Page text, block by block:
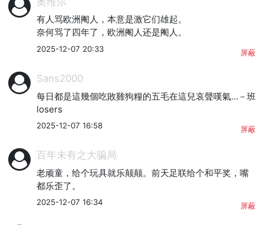
有人骂欧洲阉人，本意是激它们雄起。
奈何骂了四年了，欧洲阉人还是阉人。
2025-12-07 20:33 屏蔽
Sans2000
每日都是這幾個吃敗雞狗糧的五毛在這兒哀聲嘆氣…－班
losers
2025-12-07 16:58 屏蔽
百年未有之大骗局
老顽童，给个玩具就乐颠颠。前天足联给个和平奖，嘴
都乐歪了。
2025-12-07 16:34 屏蔽